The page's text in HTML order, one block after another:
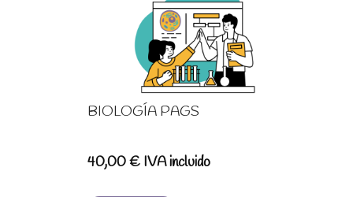
BIOLOGÍA PAGS
40,00€ IVA incluido